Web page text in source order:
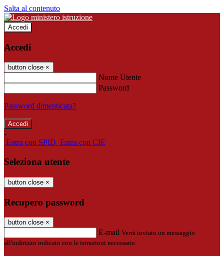
Salta al contenuto
Accedi
Accedi
button close ×
Nome Utente
Password
Password dimenticata?
-
Entra con SPID Entra con CIE
Seleziona utente
button close ×
Recupero password
button close ×
E-mail Verrà inviato un messaggio
all'indirizzo indicato con le istruzioni necessarie.